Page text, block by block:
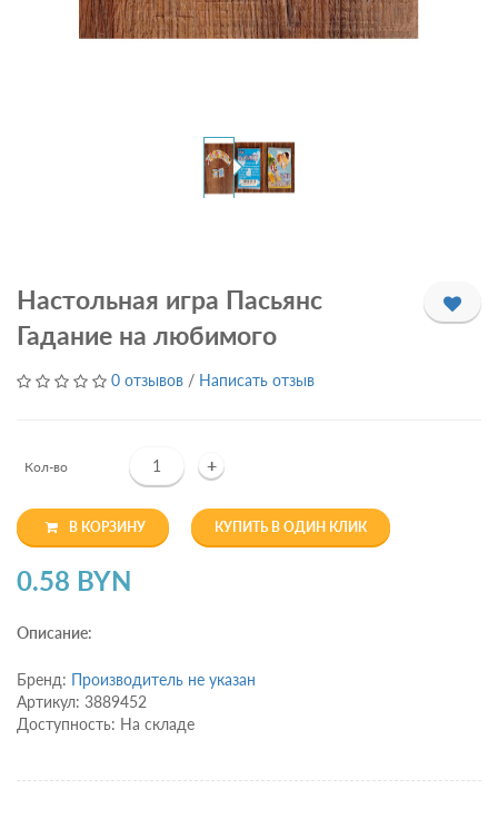
Настольная игра Пасьянс
Гадание на любимого
0 отзывов / Написать отзыв
Кол-во +
В КОРЗИНУ КУПИТЬ В ОДИН КЛИК
0.58 BYN
Описание:
Бренд: Производитель не указан
Артикул: 3889452
Доступность: На складе